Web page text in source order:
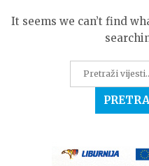
It seems we can’t find